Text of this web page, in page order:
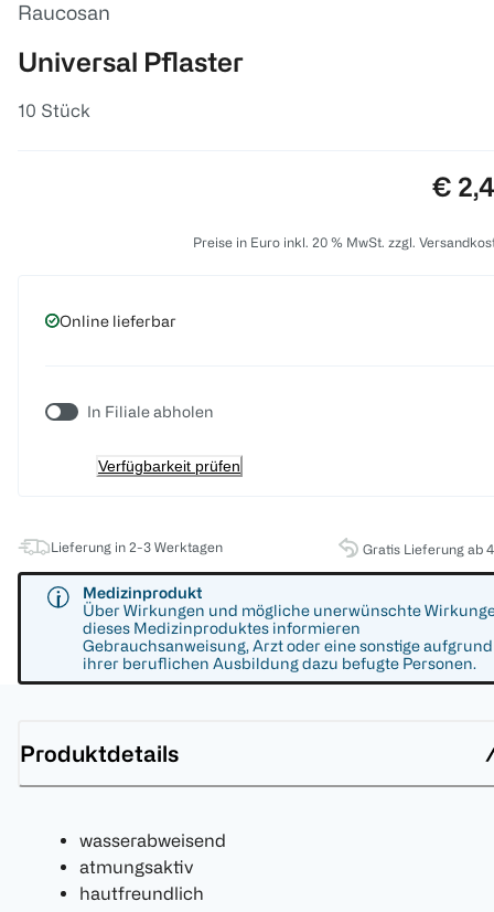
Raucosan
Universal Pflaster
10 Stück
€
Preise in Euro inkl. 20 % MwSt. zzgl.
Online lieferbar
In Filiale abholen
Verfügbarkeit prüfen
Lieferung in 2-3 Werktagen Gratis Lieferung ab
Medizinprodukt
Über Wirkungen und mögliche unerwünschte
dieses Medizinproduktes informieren
Gebrauchsanweisung, Arzt oder eine sonstige aufgrund
ihrer beruflichen Ausbildung dazu befugte Personen.
Produktdetails
wasserabweisend
atmungsaktiv
hautfreundlich